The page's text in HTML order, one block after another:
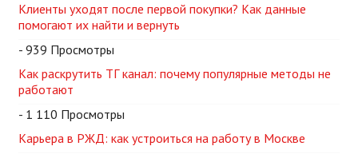
Клиенты уходят после первой покупки? Как данные
помогают их найти и вернуть
- 939 Просмотры
Как раскрутить ТГ канал: почему популярные методы не
работают
- 1 110 Просмотры
Карьера в РЖД: как устроиться на работу в Москве